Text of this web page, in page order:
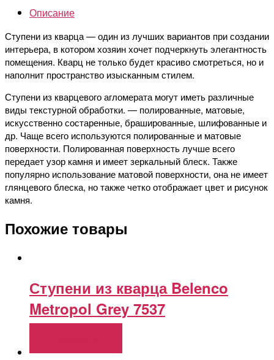
Описание
Ступени из кварца — один из лучших вариантов при создании
интерьера, в котором хозяин хочет подчеркнуть элегантность
помещения. Кварц не только будет красиво смотреться, но и
наполнит пространство изысканным стилем.
Ступени из кварцевого агломерата могут иметь различные
виды текстурной обработки. — полированные, матовые,
искусственно состаренные, брашированные, шлифованные и
др. Чаще всего используются полированные и матовые
поверхности. Полированная поверхность лучше всего
передает узор камня и имеет зеркальный блеск. Также
популярно использование матовой поверхности, она не имеет
глянцевого блеска, но также четко отображает цвет и рисунок
камня.
Похожие товары
Ступени из кварца Belenco
Metropol Grey 7537